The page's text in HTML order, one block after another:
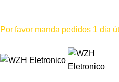
Por favor manda pedidos 1 dia